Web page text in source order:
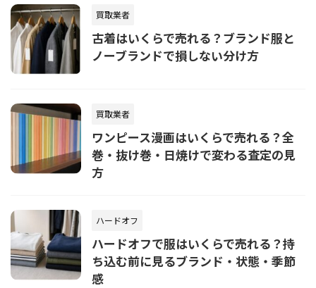
買取業者
古着はいくらで売れる？ブランド服と
ノーブランドで損しない分け方
買取業者
ワンピース漫画はいくらで売れる？全
巻・抜け巻・日焼けで変わる査定の見
方
ハードオフ
ハードオフで服はいくらで売れる？持
ち込む前に見るブランド・状態・季節
感